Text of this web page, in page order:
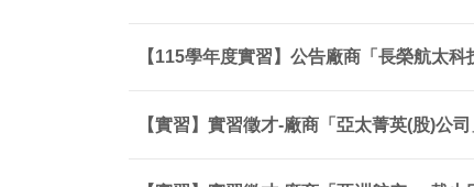
【115學年度實習】公告廠商「長榮航太
【實習】實習徵才-廠商「亞太菁英(股)公